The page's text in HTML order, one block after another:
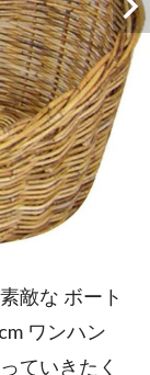
敵な ボート
ワンハン
ていきたく